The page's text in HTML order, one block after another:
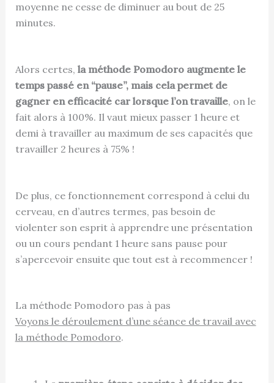
moyenne ne cesse de diminuer au bout de 25
minutes.
Alors certes, la méthode Pomodoro augmente le
temps passé en “pause”, mais cela permet de
gagner en efficacité car lorsque l’on travaille, on le
fait alors à 100%. Il vaut mieux passer 1 heure et
demi à travailler au maximum de ses capacités que
travailler 2 heures à 75% !
De plus, ce fonctionnement correspond à celui du
cerveau, en d’autres termes, pas besoin de
violenter son esprit à apprendre une présentation
ou un cours pendant 1 heure sans pause pour
s’apercevoir ensuite que tout est à recommencer !
La méthode Pomodoro pas à pas
Voyons le déroulement d’une séance de travail avec
la méthode Pomodoro.